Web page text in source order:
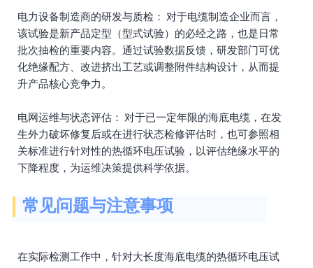
电力设备制造商的研发与质检： 对于电缆制造企业而言，
该试验是新产品定型（型式试验）的必经之路，也是日常
批次抽检的重要内容。通过试验数据反馈，研发部门可优
化绝缘配方、改进挤出工艺或调整附件结构设计，从而提
升产品核心竞争力。
电网运维与状态评估： 对于已一定年限的海底电缆，在发
生外力破坏修复后或在进行状态检修评估时，也可参照相
关标准进行针对性的热循环电压试验，以评估绝缘水平的
下降程度，为运维决策提供科学依据。
常见问题与注意事项
在实际检测工作中，针对大长度海底电缆的热循环电压试